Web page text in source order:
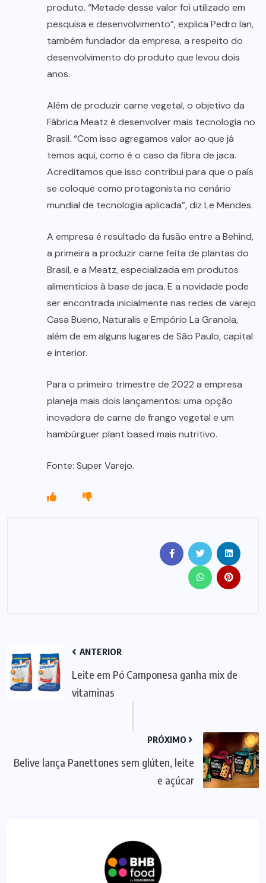
produto. “Metade desse valor foi utilizado em
pesquisa e desenvolvimento”, explica Pedro Ian,
também fundador da empresa, a respeito do
desenvolvimento do produto que levou dois
anos.
Além de produzir carne vegetal, o objetivo da
Fábrica Meatz é desenvolver mais tecnologia no
Brasil. “Com isso agregamos valor ao que já
temos aqui, como é o caso da fibra de jaca.
Acreditamos que isso contribui para que o país
se coloque como protagonista no cenário
mundial de tecnologia aplicada”, diz Le Mendes.
A empresa é resultado da fusão entre a Behind,
a primeira a produzir carne feita de plantas do
Brasil, e a Meatz, especializada em produtos
alimentícios à base de jaca. E a novidade pode
ser encontrada inicialmente nas redes de varejo
Casa Bueno, Naturalis e Empório La Granola,
além de em alguns lugares de São Paulo, capital
e interior.
Para o primeiro trimestre de 2022 a empresa
planeja mais dois lançamentos: uma opção
inovadora de carne de frango vegetal e um
hambúrguer plant based mais nutritivo.
Fonte: Super Varejo.
ANTERIOR
Leite em Pó Camponesa ganha mix de
vitaminas
PRÓXIMO
Belive lança Panettones sem glúten, leite
e açúcar